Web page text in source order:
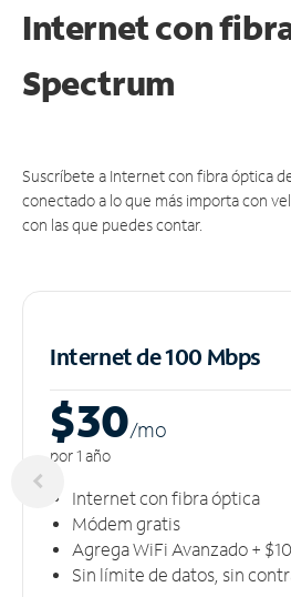
Internet con
Spectrum
Suscríbete a Internet con fibra óptica
conectado a lo que más importa con
con las que puedes contar.
Internet de 100 Mbps
$30/mo
por 1 año
Internet con fibra óptica
Módem gratis
Agrega WiFi Avanzado +
Sin límite de datos, sin